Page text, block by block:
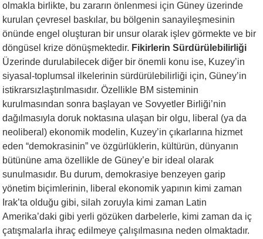
olmakla birlikte, bu zararın önlenmesi için Güney üzerinde
kurulan çevresel baskılar, bu bölgenin sanayileşmesinin
önünde engel oluşturan bir unsur olarak işlev görmekte ve bir
döngüsel krize dönüşmektedir. Fikirlerin Sürdürülebilirliği
Üzerinde durulabilecek diğer bir önemli konu ise, Kuzey’in
siyasal-toplumsal ilkelerinin sürdürülebilirliği için, Güney’in
istikrarsızlaştırılmasıdır. Özellikle BM sisteminin
kurulmasından sonra başlayan ve Sovyetler Birliği’nin
dağılmasıyla doruk noktasına ulaşan bir olgu, liberal (ya da
neoliberal) ekonomik modelin, Kuzey’in çıkarlarına hizmet
eden “demokrasinin” ve özgürlüklerin, kültürün, dünyanın
bütününe ama özellikle de Güney’e bir ideal olarak
sunulmasıdır. Bu durum, demokrasiye benzeyen garip
yönetim biçimlerinin, liberal ekonomik yapının kimi zaman
Irak’ta olduğu gibi, silah zoruyla kimi zaman Latin
Amerika’daki gibi yerli gözüken darbelerle, kimi zaman da iç
çatışmalarla ihraç edilmeye çalışılmasına neden olmaktadır.